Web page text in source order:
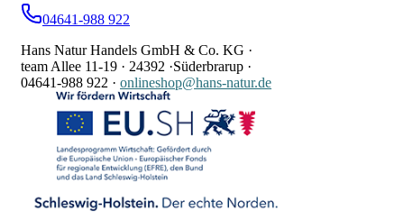
04641-988 922
Hans Natur Handels GmbH & Co. KG ·
team Allee 11-19 · 24392 ·Süderbrarup ·
04641-988 922 · onlineshop@hans-natur.de